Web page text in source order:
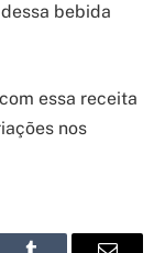
bebida
essa receita
nos